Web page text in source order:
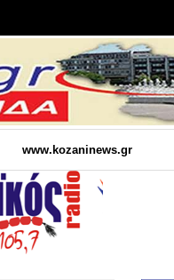
www.kozaninews.gr